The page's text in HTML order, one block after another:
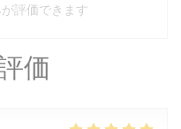
価
評価できます